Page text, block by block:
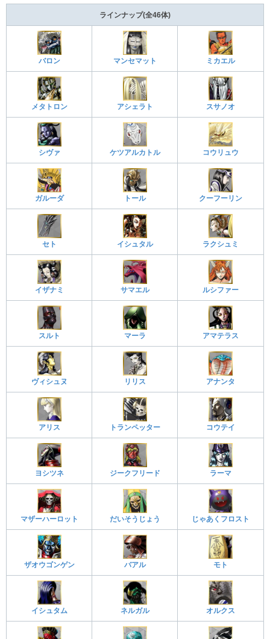
ラインナップ(全46体)
バロン マンセマット ミカエル
メタトロン アシェラト スサノオ
シヴァ ケツアルカトル コウリュウ
ガルーダ トール クーフーリン
セト イシュタル ラクシュミ
イザナミ サマエル ルシファー
スルト マーラ アマテラス
ヴィシュヌ リリス アナンタ
アリス トランペッター コウテイ
ヨシツネ ジークフリード ラーマ
マザーハーロット だいそうじょう じゃあくフロスト
ザオウゴンゲン バアル モト
イシュタム ネルガル オルクス